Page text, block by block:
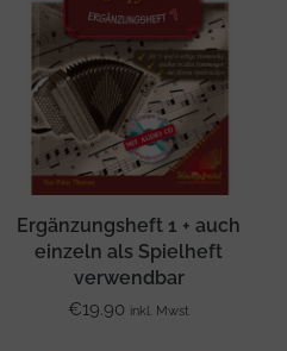
Ergänzungsheft 1 + auch
einzeln als Spielheft
verwendbar
€19.90 inkl. Mwst